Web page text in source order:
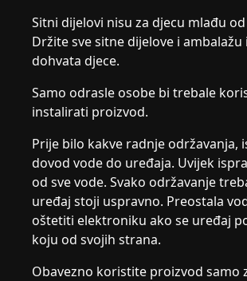
Sitni dijelovi nisu za djecu mlađu
Držite sve sitne dijelove i ambalažu
dohvata djece.
Samo odrasle osobe bi trebale
instalirati proizvod.
Prije bilo kakve radnje održavanja,
dovod vode do uređaja. Uvijek
od sve vode. Svako održavanje
uređaj stoji uspravno. Preostala
oštetiti elektroniku ako se uređaj
koju od svojih strana.
Obavezno koristite proizvod samo